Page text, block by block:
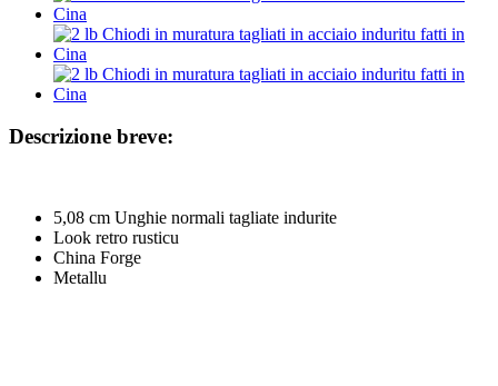
Descrizione breve:
5,08 cm Unghie normali tagliate indurite
Look retro rusticu
China Forge
Metallu